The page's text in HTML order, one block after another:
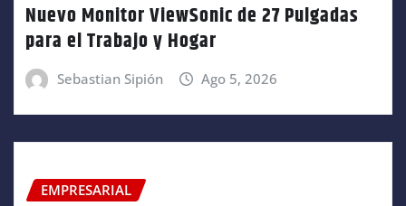
Nuevo Monitor ViewSonic de 27 Pulgadas
para el Trabajo y Hogar
Sebastian Sipión Ago 5, 2026
EMPRESARIAL